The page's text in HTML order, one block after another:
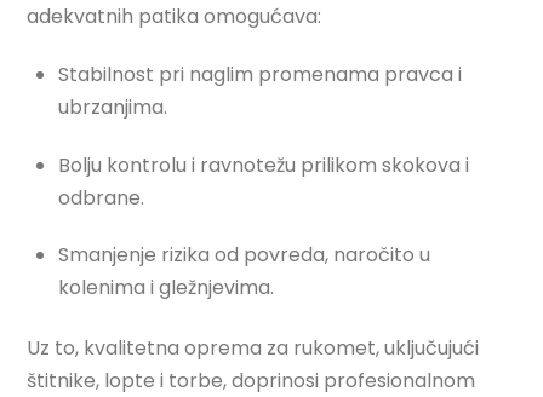
adekvatnih patika omogućava:
Stabilnost pri naglim promenama pravca i
ubrzanjima.
Bolju kontrolu i ravnotežu prilikom skokova i
odbrane.
Smanjenje rizika od povreda, naročito u
kolenima i gležnjevima.
Uz to, kvalitetna oprema za rukomet, uključujući
štitnike, lopte i torbe, doprinosi profesionalnom